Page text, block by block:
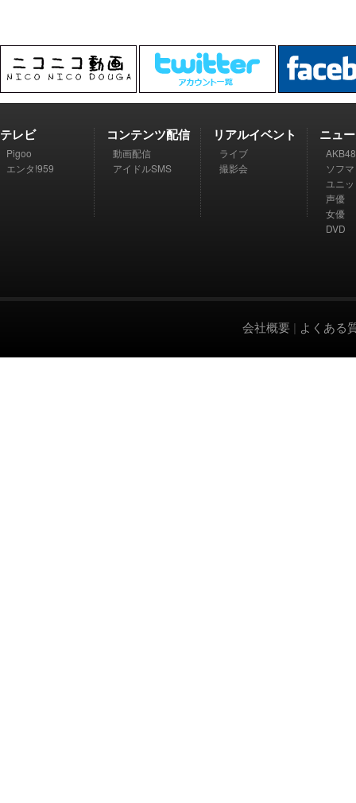
テレビ
Pigoo
エンタ!959
コンテンツ配信
動画配信
アイドルSMS
リアルイベント
ライブ
撮影会
ニュ
AKB48
ソフ
ユニ
声優
女優
DVD
会社概要 | よくある